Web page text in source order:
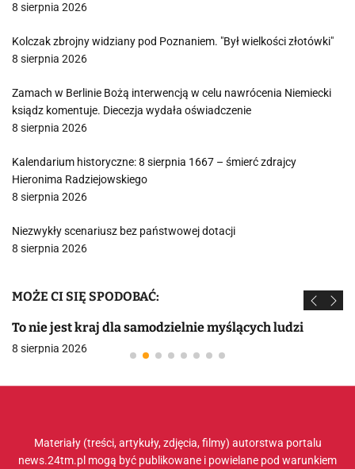
8 sierpnia 2026
Kolczak zbrojny widziany pod Poznaniem. "Był wielkości złotówki"
8 sierpnia 2026
Zamach w Berlinie Bożą interwencją w celu nawrócenia Niemiecki
ksiądz komentuje. Diecezja wydała oświadczenie
8 sierpnia 2026
Kalendarium historyczne: 8 sierpnia 1667 – śmierć zdrajcy
Hieronima Radziejowskiego
8 sierpnia 2026
Niezwykły scenariusz bez państwowej dotacji
8 sierpnia 2026
MOŻE CI SIĘ SPODOBAĆ:
To nie jest kraj dla samodzielnie myślących ludzi
8 sierpnia 2026
Materiały (treści, artykuły, zdjęcia, filmy) autorstwa portalu
news.24tm.pl mogą być publikowane i powielane pod warunkiem